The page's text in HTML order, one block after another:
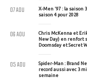
X-Men '97 : la saison
saison 4 pour 2028
07 AOU
Chris McKenna et
New Day) en renfort
Doomsday et Secret
06 AOU
Spider-Man : Brand
record aussi avec 3
semaine
05 AOU